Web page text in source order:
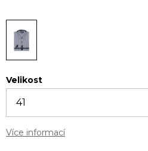
Velikost
Více informací